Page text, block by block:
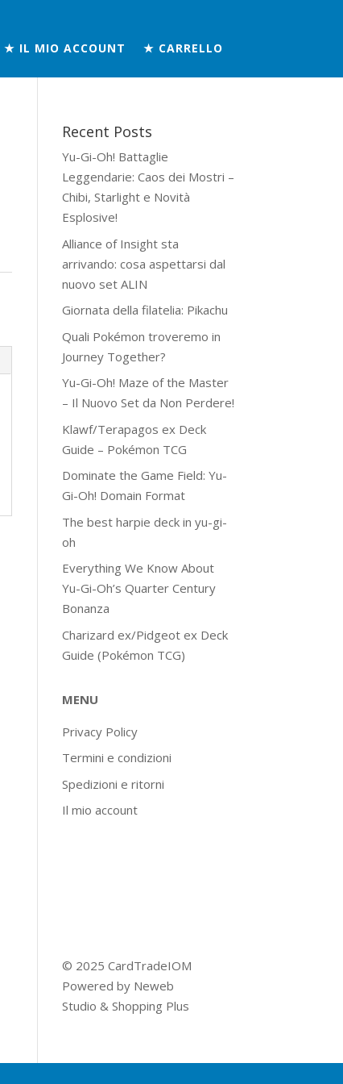
★ IL MIO ACCOUNT ★ CARRELLO
Recent Posts
Yu-Gi-Oh! Battaglie
Leggendarie: Caos dei Mostri –
Chibi, Starlight e Novità
Esplosive!
Alliance of Insight sta
arrivando: cosa aspettarsi dal
nuovo set ALIN
Giornata della filatelia: Pikachu
Quali Pokémon troveremo in
Journey Together?
Yu-Gi-Oh! Maze of the Master
– Il Nuovo Set da Non Perdere!
Klawf/Terapagos ex Deck
Guide – Pokémon TCG
Dominate the Game Field: Yu-
Gi-Oh! Domain Format
The best harpie deck in yu-gi-
oh
Everything We Know About
Yu-Gi-Oh’s Quarter Century
Bonanza
Charizard ex/Pidgeot ex Deck
Guide (Pokémon TCG)
MENU
Privacy Policy
Termini e condizioni
Spedizioni e ritorni
Il mio account
© 2025 CardTradeIOM
Powered by Neweb
Studio & Shopping Plus